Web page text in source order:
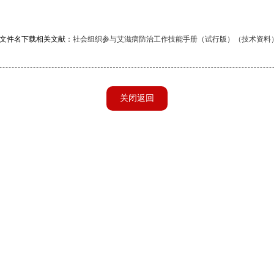
件名下载相关文献： 社会组织参与艾滋病防治工作技能手册（试行版）（技术资料
关闭返回